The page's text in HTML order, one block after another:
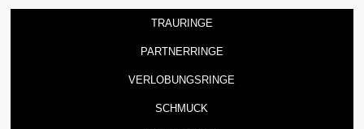
TRAURINGE
PARTNERRINGE
VERLOBUNGSRINGE
SCHMUCK